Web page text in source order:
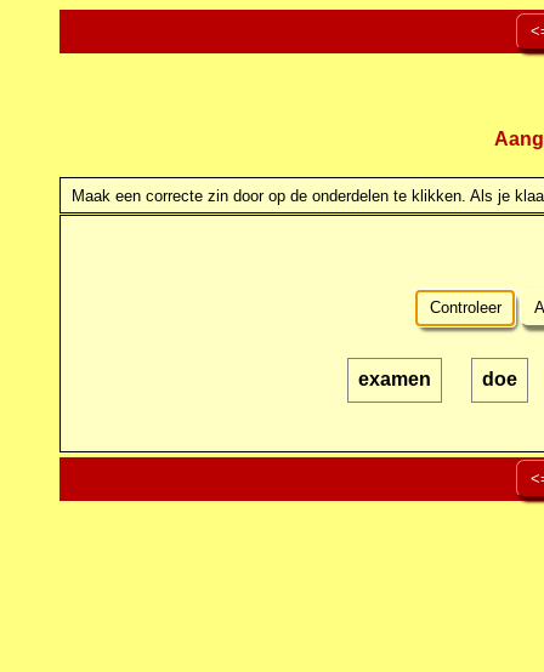
Maak een correcte zin door op de onderdelen te klikken. Als je
Controleer
examen doe